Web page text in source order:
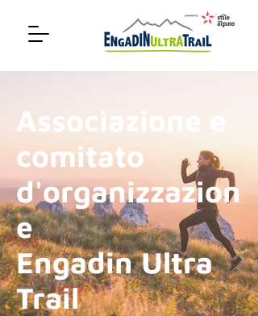
Associazione e
comitato
d'organizzazion
e
Engadin Ultra
Trail